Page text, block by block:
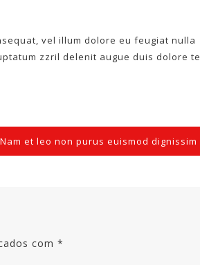
vel illum dolore eu feugiat nulla
zzril delenit augue duis dolore te
Nam et leo non purus euismod dignissim
com *